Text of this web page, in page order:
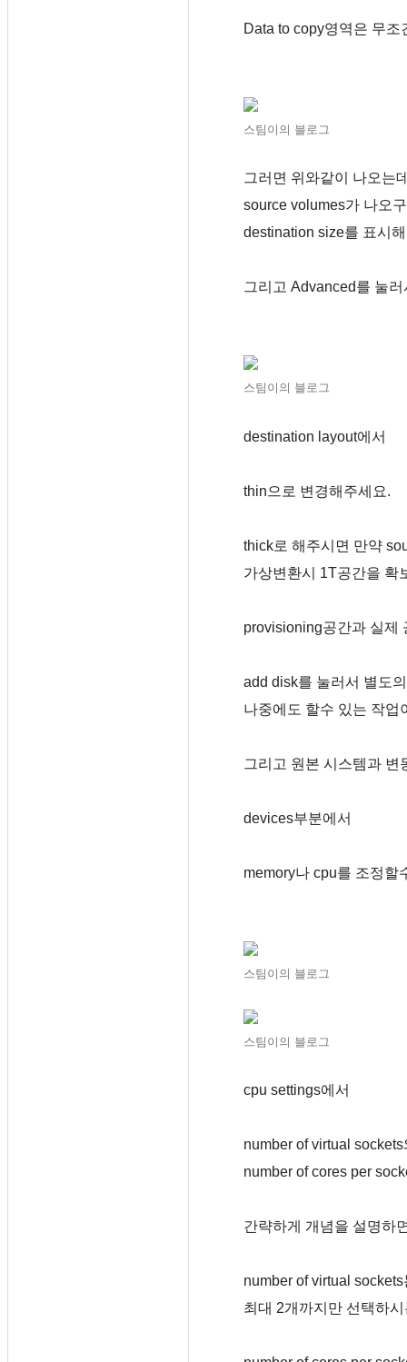
Data to copy영역은 무
스팀이의 블로그
그러면 위와같이 나오는
source volumes가 나오
destination size를 표시
그리고 Advanced를 눌
스팀이의 블로그
destination layout에서
thin으로 변경해주세요.
thick로 해주시면 만약
가상변환시 1T공간을 확
provisioning공간과 실제
add disk를 눌러서 별도
나중에도 할수 있는 작업
그리고 원본 시스템과 변
devices부분에서
memory나 cpu를 조정할
스팀이의 블로그
스팀이의 블로그
cpu settings에서
number of virtual sockets
number of cores per
간략하게 개념을 설명하
number of virtual
최대 2개까지만 선택하